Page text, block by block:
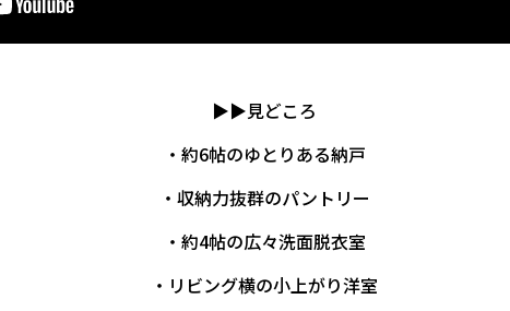
▶▶見どころ
・約6帖のゆとりある納戸
・収納力抜群のパントリー
・約4帖の広々洗面脱衣室
・リビング横の小上がり洋室